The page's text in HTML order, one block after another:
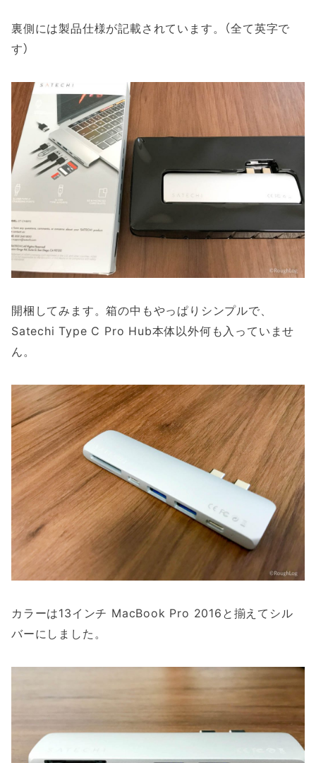
裏側には製品仕様が記載されています。（全て英字で
す）
開梱してみます。箱の中もやっぱりシンプルで、
Satechi Type C Pro Hub本体以外何も入っていませ
ん。
カラーは13インチ MacBook Pro 2016と揃えてシル
バーにしました。